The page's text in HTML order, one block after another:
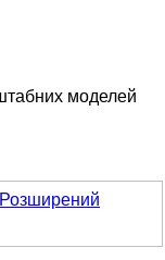
моделей
Розширений